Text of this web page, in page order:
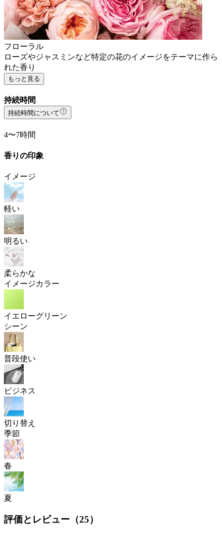
フローラル
ローズやジャスミンなど特定の花のイメージをテーマに作ら
れた香り
もっと見る
持続時間
持続時間について
4〜7時間
香りの印象
イメージ
軽い
明るい
柔らかな
イメージカラー
イエローグリーン
シーン
普段使い
ビジネス
切り替え
季節
春
夏
評価とレビュー（25）